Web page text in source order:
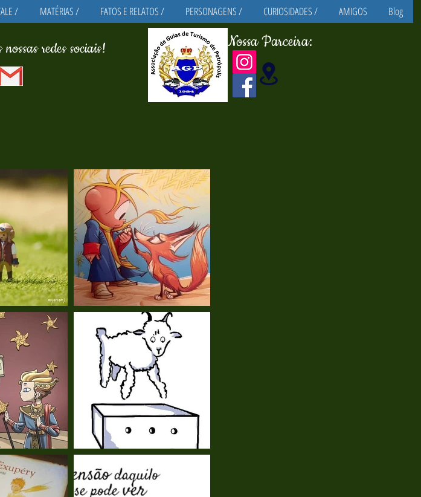
/ MATÉRIAS / FATOS E RELATOS / PERSONAGENS / CURIOSIDADES / AMIGOS Blog
redes sociais! Nossa Parceira: